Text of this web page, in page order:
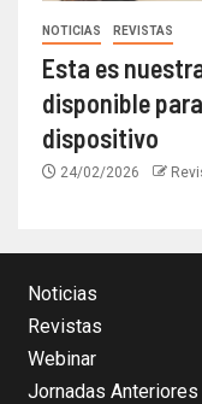
NOTICIAS REVISTAS
Esta es
disponible
dispositivo
24/02/2026
Noticias
Revistas
Webinar
Jornadas Anteriores